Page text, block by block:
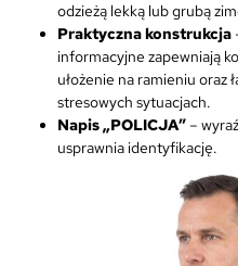
odzieżą lekką lub grubą
Praktyczna konstrukcja
informacyjne zapewniają
ułożenie na ramieniu oraz
stresowych sytuacjach.
Napis „POLICJA” –
usprawnia identyfikację.